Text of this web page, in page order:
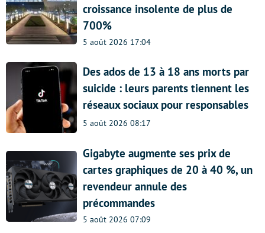
croissance insolente de plus de
700%
5 août 2026 17:04
Des ados de 13 à 18 ans morts par
suicide : leurs parents tiennent les
réseaux sociaux pour responsables
5 août 2026 08:17
Gigabyte augmente ses prix de
cartes graphiques de 20 à 40 %, un
revendeur annule des
précommandes
5 août 2026 07:09